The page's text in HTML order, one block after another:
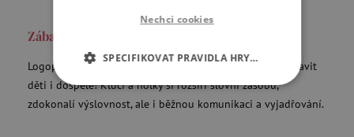
Zábavná logopedie
Logopedická cvičení na doma i do školky, která budou bavit
děti i dospělé! Kluci a holky si rozšíří slovní zásobu,
zdokonalí výslovnost, ale i běžnou komunikaci a vyjadřování.
Nechci cookies
SPECIFIKOVAT PRAVIDLA HRY…
NEZBYTNĚ NUTNÉ COOKIES